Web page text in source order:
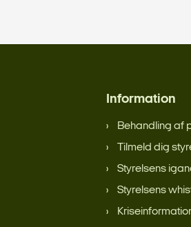
Information
Behandling af
Tilmeld dig
Styrelsens
Styrelsens